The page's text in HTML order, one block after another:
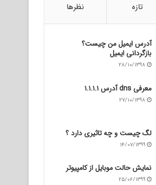
تازه نظرها
آدرس ایمیل من چیست؟
بازگردانی ایمیل
۲۸/۱۰/۱۳۹۸
معرفی dns آدرس ۱.۱.۱.۱
۲۷/۱۰/۱۳۹۸
لگ چیست و چه تاثیری دارد ؟
۱۴/۰۷/۱۳۹۹
نمایش حالت موبایل از کامپیوتر
۲۵/۰۶/۱۳۹۹